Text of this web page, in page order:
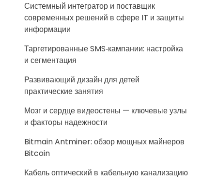
Системный интегратор и поставщик
современных решений в сфере IT и защиты
информации
Таргетированные SMS‑кампании: настройка
и сегментация
Развивающий дизайн для детей
практические занятия
Мозг и сердце видеостены — ключевые узлы
и факторы надежности
Bitmain Antminer: обзор мощных майнеров
Bitcoin
Кабель оптический в кабельную канализацию